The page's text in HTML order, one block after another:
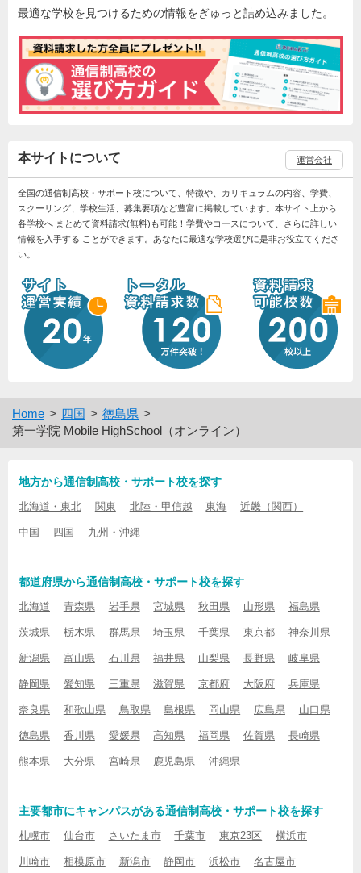
最適な学校を見つけるための情報をぎゅっと詰め込みました。
本サイトについて 運営会社
全国の通信制高校・サポート校について、特徴や、カリキュラムの内容、学費、
スクーリング、学校生活、募集要項など豊富に掲載しています。本サイト上から
各学校へ まとめて資料請求(無料)も可能！学費やコースについて、さらに詳しい
情報を入手する ことができます。あなたに最適な学校選びに是非お役立てくださ
い。
Home 四国
徳島県
第一学院 Mobile HighSchool（オンライン）
地方から通信制高校・サポート校を探す
北海道・東北 関東 北陸・甲信越 東海 近畿（関西）
中国 四国 九州・沖縄
都道府県から通信制高校・サポート校を探す
北海道 青森県 岩手県 宮城県 秋田県 山形県 福島県
茨城県 栃木県 群馬県 埼玉県 千葉県 東京都 神奈川県
新潟県 富山県 石川県 福井県 山梨県 長野県 岐阜県
静岡県 愛知県 三重県 滋賀県 京都府 大阪府 兵庫県
奈良県 和歌山県 鳥取県 島根県 岡山県 広島県 山口県
徳島県 香川県 愛媛県 高知県 福岡県 佐賀県 長崎県
熊本県 大分県 宮崎県 鹿児島県 沖縄県
主要都市にキャンパスがある通信制高校・サポート校を探す
札幌市 仙台市 さいたま市 千葉市 東京23区 横浜市
川崎市 相模原市 新潟市 静岡市 浜松市 名古屋市